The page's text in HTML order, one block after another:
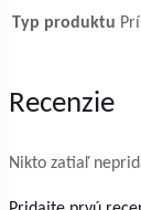
Typ produktu
Recenzie
Nikto zatiaľ